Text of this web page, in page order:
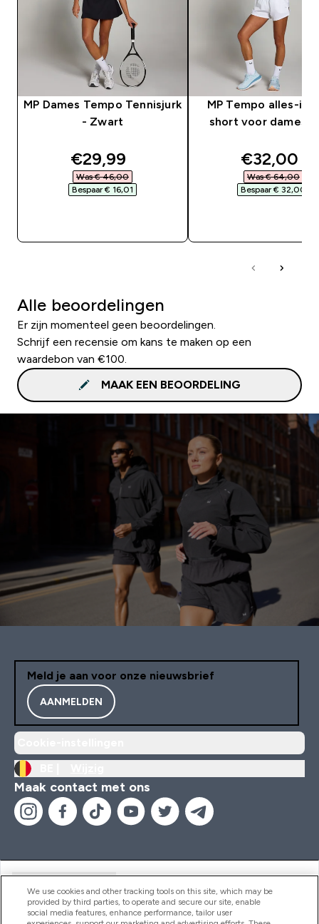
MP Dames Tempo Tennisjurk
- Zwart
discounted price
€29,99‎
Was € 46,00‎
Bespaar € 16,01‎
MP Tempo alles-in-
short voor dames -
€32,00‎
Was € 64,00‎
Bespaar € 32,00‎
Alle beoordelingen
Er zijn momenteel geen beoordelingen.
Schrijf een recensie om kans te maken op een
waardebon van €100.
MAAK EEN BEOORDELING
Meld je aan voor onze nieuwsbrief
AANMELDEN
Maak contact met ons
We use cookies and other tracking tools on this site, which may be
provided by third parties, to operate and secure our site, enable
social media features, enhance performance, tailor user